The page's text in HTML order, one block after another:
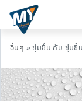
อื่นๆ » ชุ่มชื่น กับ ชุ่มชื้